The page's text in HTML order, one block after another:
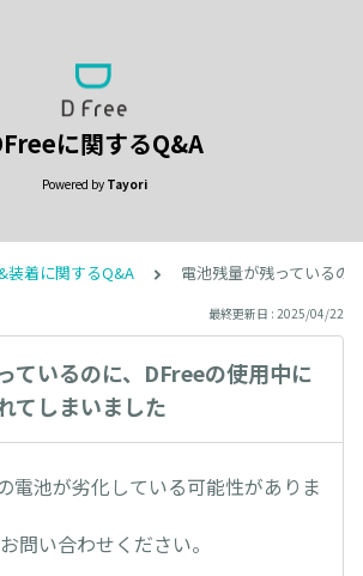
に関するQ&A
Powered by Tayori
装着に関するQ&A 電池残量が残っているの
最終更新日 : 2025/04/22
ているのに、DFreeの使用中に
てしまいました
電池が劣化している可能性がありま
問い合わせください。